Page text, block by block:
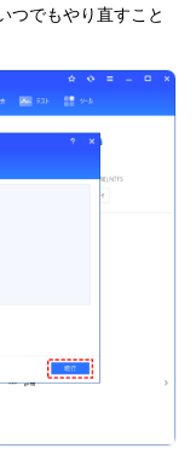
つでもやり直すこと